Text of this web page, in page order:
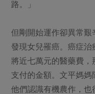
路。」
但剛開始運作卻異常
發現女兒罹癌。癌症
將近七萬元的醫藥費
支付的金額。文平媽
他們認識有機農作，